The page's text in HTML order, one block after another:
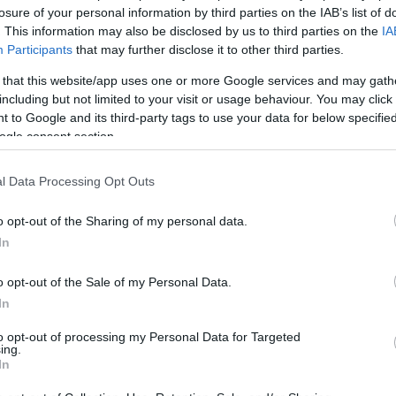
of your personal information by third parties on the IAB’s list of
This information may also be disclosed by us to third parties on the
Participants that may further disclose it to other third parties.
that this website/app uses one or more Google services and may
but not limited to your visit or usage behaviour. You may
to Google and its third-party tags to use your data for below
consent section.
Data Processing Opt Outs
opt-out of the Sharing of my personal data.
opt-out of the Sale of my Personal Data.
opt-out of processing my Personal Data for Targeted
των εργασιών, η προτυποποίηση και
μέσω του ΟΠΣ, σε όλα τα στάδια της ελεγκτικής
της αναζήτησης, αποστολής και λήψης
μέσω διαδικτυακών υπηρεσιών διαλειτουργικότητας. Η
φορέων του δημόσιου τομέα, κατά κύριο λόγο, θα
Γραμματείας Πληροφοριακών Συστημάτων Δημόσιας
και τις αρμοδιότητες των οργανικών μονάδων της
διαχείριση και αποθήκευση προσωπικών δεδομένων
διαβαθμισμένης και ελεγχόμενης πρόσβασης
και υιοθέτηση σύγχρονων μεθοδολογικών
ανάλυσης διακινδύνευσης (RBAP), για την ενίσχυση της
έργου της Αρχής.
και αξιοποίηση της πληροφορίας με κατάλληλη
στατιστικά αποτελέσματα, κατανομές, κλπ.) που
των οργανικών μονάδων, παρακολούθηση του
κλπ.
της καθημερινής λειτουργίας του φορέα στο
και των πολιτών
Παπαδοπούλου